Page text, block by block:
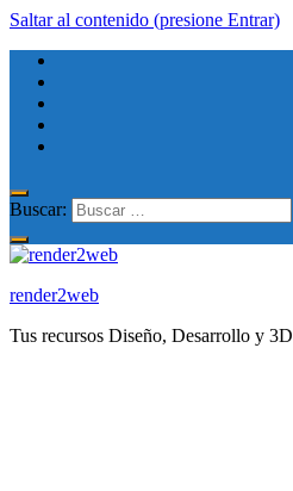
Saltar al contenido (presione Entrar)
Buscar:
render2web
Tus recursos Diseño, Desarrollo y 3D